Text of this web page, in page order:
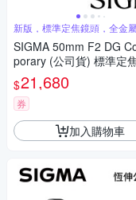
新版，標準定焦鏡頭，全金
SIGMA 50mm F2 DG
porary (公司貨) 標準定
全片幅無反微單眼鏡頭 i
$21,680
券
加入購物車